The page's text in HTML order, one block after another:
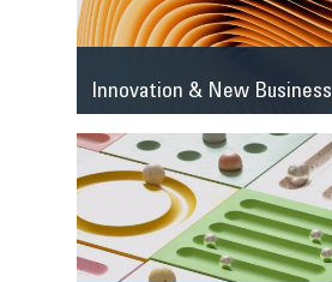
Innovation & New Business